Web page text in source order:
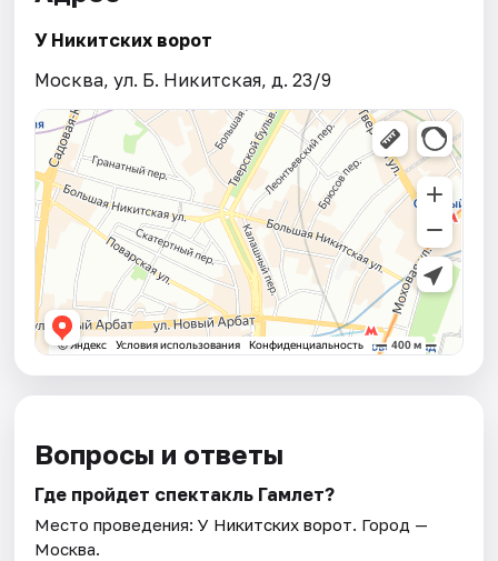
У Никитских ворот
Москва, ул. Б. Никитская, д. 23/9
Вопросы и ответы
Где пройдет спектакль Гамлет?
Место проведения:У Никитских ворот. Город —
Москва.